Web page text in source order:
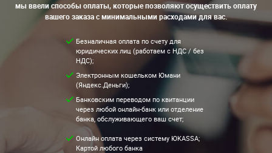
мы ввели способы оплаты, которые позволяют осуществить оплату
вашего заказа с минимальными расходами для вас.
Безналичная оплата по счету для
юридических лиц (работаем с НДС / без
НДС);
Электронным кошельком Юмани
(Яндекс.Деньги);
Банковским переводом по квитанции
через любой онлайн-банк или отделение
банка, обслуживающего ваш счет;
Онлайн оплата через систему ЮKASSA;
Картой любого банка